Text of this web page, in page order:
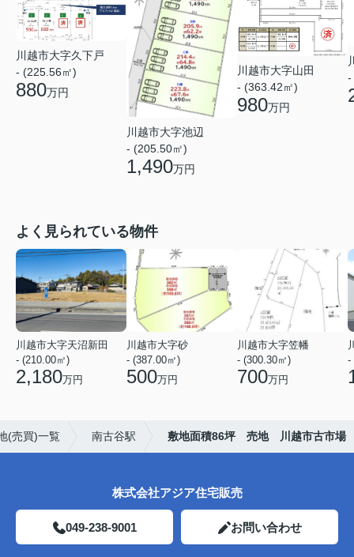
川越市大字久下戸
- (225.56㎡)
880万円
川越市大字池辺
- (205.50㎡)
1,490万円
川越市大字山田
- (363.42㎡)
980万円
-
よく見られている物件
川越市大字天沼新田
- (210.00㎡)
2,180万円
川越市大字砂
- (387.00㎡)
500万円
川越市大字笠幡
- (300.30㎡)
700万円
-
(売買)一覧 南古谷駅 敷地面積86坪 売地 川越市古市場
株式会社アジア住宅販売
049-238-9001 お問い合わせ